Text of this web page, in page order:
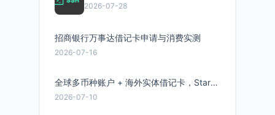
2026-07-28
招商银行万事达借记卡申请与消费实测
2026-07-16
全球多币种账户 + 海外实体借记卡，Starryblu开户教程与注意事项
2026-07-10